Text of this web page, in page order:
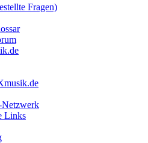
Fragen)
Netzwerk
Links